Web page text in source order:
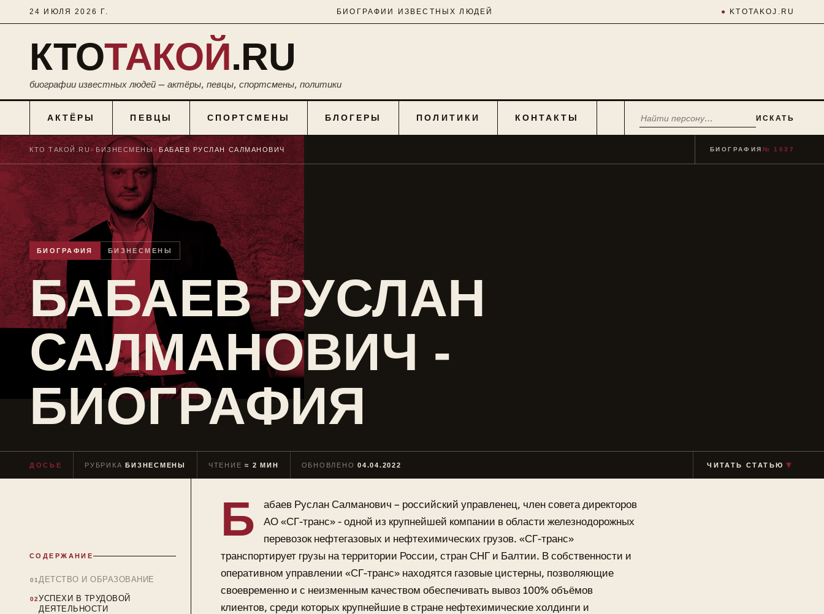
24 ИЮЛЯ 2026 Г. БИОГРАФИИ ИЗВЕСТНЫХ ЛЮДЕЙ ● KTOTAKOJ.RU
КТОТАКОЙ.RU
биографии известных людей — актёры, певцы, спортсмены, политики
АКТЁРЫ ПЕВЦЫ СПОРТСМЕНЫ БЛОГЕРЫ ПОЛИТИКИ КОНТАКТЫ ИСКАТЬ
КТО ТАКОЙ.RU■БИЗНЕСМЕНЫ■БАБАЕВ РУСЛАН САЛМАНОВИЧ БИОГРАФИЯ № 1037
БИОГРАФИЯ БИЗНЕСМЕНЫ
БАБАЕВ РУСЛАН
САЛМАНОВИЧ -
БИОГРАФИЯ
ДОСЬЕ РУБРИКАБИЗНЕСМЕНЫ ЧТЕНИЕ≈ 2 МИН ОБНОВЛЕНО04.04.2022 ЧИТАТЬ СТАТЬЮ ▼
СОДЕРЖАНИЕ
ДЕТСТВО И ОБРАЗОВАНИЕ
УСПЕХИ В ТРУДОВОЙ
ДЕЯТЕЛЬНОСТИ
Б
абаев Руслан Салманович – российский управленец, член совета директоров
АО «СГ-транс» - одной из крупнейшей компании в области железнодорожных
перевозок нефтегазовых и нефтехимических грузов. «СГ-транс»
транспортирует грузы на территории России, стран СНГ и Балтии. В собственности и
оперативном управлении «СГ-транс» находятся газовые цистерны, позволяющие
своевременно и с неизменным качеством обеспечивать вывоз 100% объёмов
клиентов, среди которых крупнейшие в стране нефтехимические холдинги и